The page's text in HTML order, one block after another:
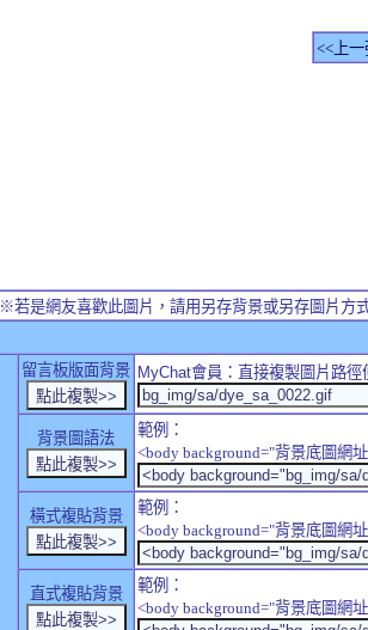
<<上一
※若是網友喜歡此圖片，請用另存背景或另存圖片方
留言板版面背景 MyChat會員：直接複製圖片路
背景圖語法
範例：
<body background="背景底圖網
橫式複貼背景
範例：
<body background="背景底圖網
直式複貼背景
範例：
<body background="背景底圖網